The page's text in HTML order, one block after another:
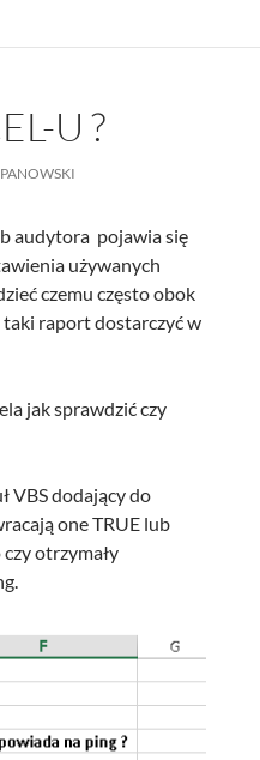
U ?
audytora pojawia się
używanych
czemu często obok
raport dostarczyć w
jak sprawdzić czy
VBS dodający do
one TRUE lub
czy otrzymały